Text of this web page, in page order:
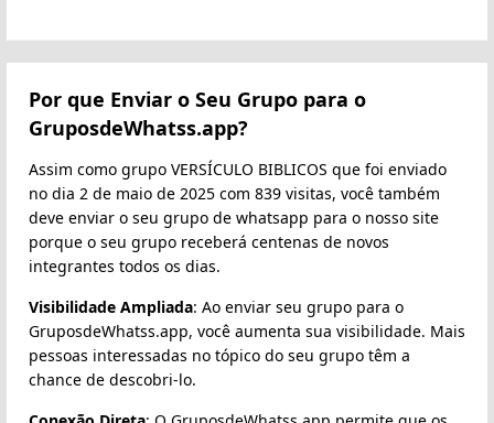
Por que Enviar o Seu Grupo para o
GruposdeWhatss.app?
Assim como grupo VERSÍCULO BIBLICOS que foi enviado
no dia 2 de maio de 2025 com 839 visitas, você também
deve enviar o seu grupo de whatsapp para o nosso site
porque o seu grupo receberá centenas de novos
integrantes todos os dias.
Visibilidade Ampliada: Ao enviar seu grupo para o
GruposdeWhatss.app, você aumenta sua visibilidade. Mais
pessoas interessadas no tópico do seu grupo têm a
chance de descobri-lo.